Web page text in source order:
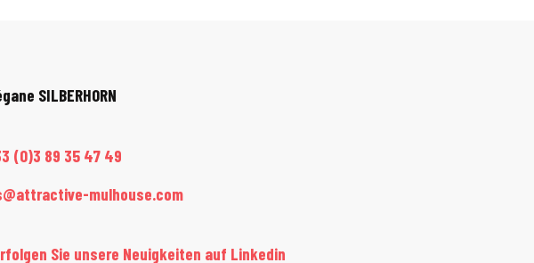
SILBERHORN
(0)3 89 35 47 49
mulhouse.com
Sie unsere Neuigkeiten auf Linkedin